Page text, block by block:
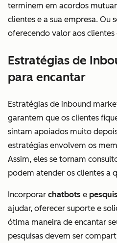
terminem em acordos
clientes e a sua empresa. Ou
oferecendo valor aos clientes
Estratégias de
para encantar
Estratégias de inbound
garantem que os clientes
sintam apoiados muito
estratégias envolvem os
Assim, eles se tornam
podem atender os clientes a
Incorporar chatbots e
ajudar, oferecer suporte e
ótima maneira de encantar
pesquisas devem ser